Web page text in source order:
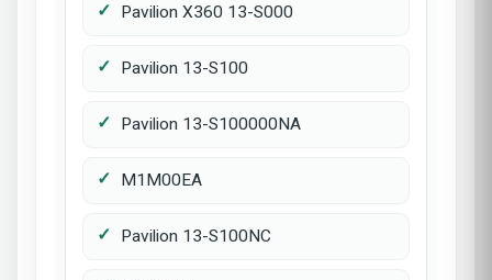
Pavilion X360 13-S000
Pavilion 13-S100
Pavilion 13-S100000NA
M1M00EA
Pavilion 13-S100NC